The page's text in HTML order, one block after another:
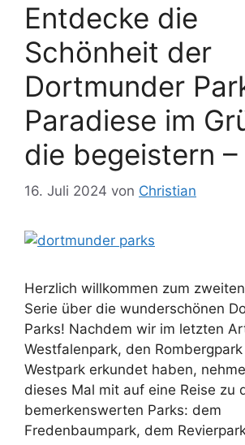
Entdecke die
Schönheit der
Dortmunder
Paradiese im
die begeistern –
16. Juli 2024 von Christian
Herzlich willkommen zum
Serie über die wunderschönen
Parks! Nachdem wir im letzten
Westfalenpark, den
Westpark erkundet haben,
dieses Mal mit auf eine Reise zu
bemerkenswerten Parks: dem
Fredenbaumpark, dem